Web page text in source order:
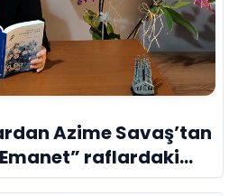
Azime Savaş’tan
raflardaki